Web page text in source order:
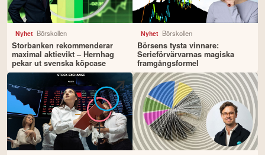
Nyhet Börskollen
Storbanken rekommenderar
maximal aktievikt – Hernhag
pekar ut svenska köpcase
Nyhet Börskollen
Börsens tysta vinnare:
Serieförvärvarnas magiska
framgångsformel